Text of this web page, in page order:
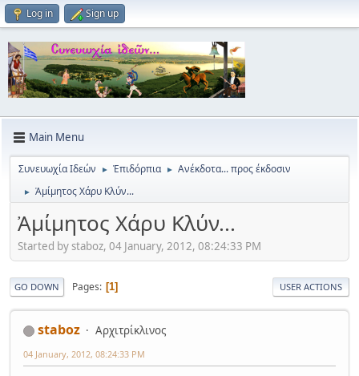
Log in Sign up
Main Menu
Συνευωχία Ιδεών ► Ἐπιδόρπια ► Ανέκδοτα... προς έκδοσιν
► Ἀμίμητος Χάρυ Κλύν...
Ἀμίμητος Χάρυ Κλύν...
Started by staboz, 04 January, 2012, 08:24:33 PM
GO DOWN Pages 1 USER ACTIONS
staboz Αρχιτρίκλινος
04 January, 2012, 08:24:33 PM